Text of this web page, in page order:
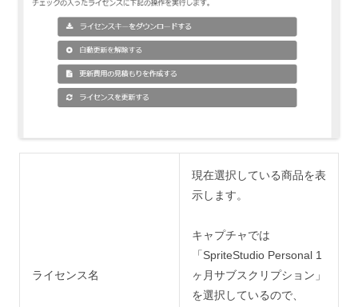
ライセンス名
現在選択している商品を表
示します。
キャプチャでは
「SpriteStudio Personal 1
ヶ月サブスクリプション」
を選択しているので、